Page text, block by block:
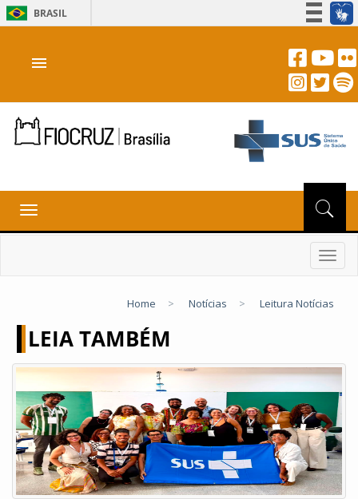
BRASIL
Acesso à informação
Canais
menu
Toggle
navigation
Home > Notícias > Leitura Notícias
LEIA TAMBÉM